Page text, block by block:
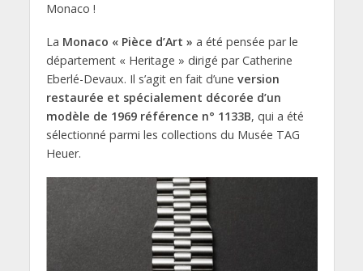
Monaco !
La Monaco « Pièce d’Art » a été pensée par le
département « Heritage » dirigé par Catherine
Eberlé-Devaux. Il s’agit en fait d’une version
restaurée et spécialement décorée d’un
modèle de 1969 référence n° 1133B, qui a été
sélectionné parmi les collections du Musée TAG
Heuer.